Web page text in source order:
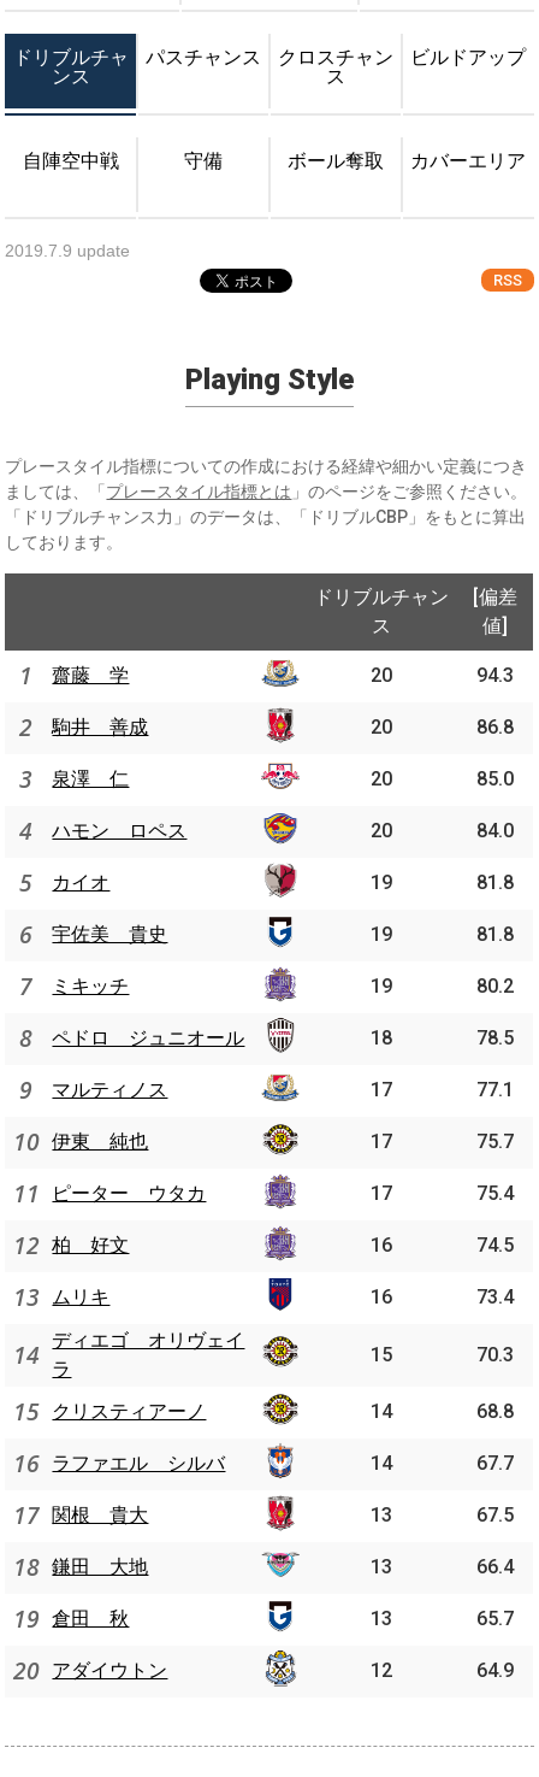
ドリブルチャ
ンス
パスチャンス
クロスチャン
ス
ビルドアップ
自陣空中戦 守備 ボール奪取 カバーエリア
2019.7.9 update
RSS
Playing Style
プレースタイル指標についての作成における経緯や細かい定義につき
ましては、「 プレースタイル指標とは 」のページをご参照ください。
「ドリブルチャンス力」のデータは、「ドリブルCBP」をもとに算出
しております。
ドリブルチャン
ス
[偏差
値]
1 齋藤 学 20 94.3
2 駒井 善成 20 86.8
3 泉澤 仁 20 85.0
4 ハモン ロペス 20 84.0
5 カイオ 19 81.8
6 宇佐美 貴史 19 81.8
7 ミキッチ 19 80.2
8 ペドロ ジュニオール 18 78.5
9 マルティノス 17 77.1
10 伊東 純也 17 75.7
11 ピーター ウタカ 17 75.4
12 柏 好文 16 74.5
13 ムリキ 16 73.4
14
ディエゴ オリヴェイ
ラ
15 70.3
15 クリスティアーノ 14 68.8
16 ラファエル シルバ 14 67.7
17 関根 貴大 13 67.5
18 鎌田 大地 13 66.4
19 倉田 秋 13 65.7
20 アダイウトン 12 64.9